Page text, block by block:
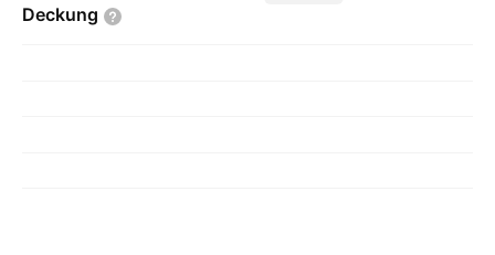
Deckung